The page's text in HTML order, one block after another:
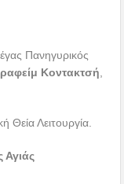
Πανηγυρικός
Κοντακτσή
Θεία Λειτουργία.
Αγιάς